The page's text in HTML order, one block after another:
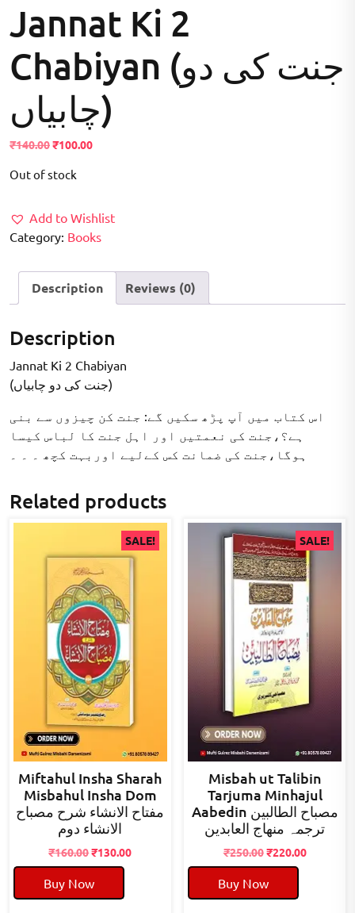
Jannat Ki 2
Chabiyan (جنت کی دو
چابیاں)
₹140.00Original
was:
₹100.00Current
Out of stock
Add to Wishlist
Category: Books
Description Reviews (0)
Description
Jannat Ki 2 Chabiyan
(جنت کی دو چابیاں)
اس کتاب میں آپ پڑھ سکیں گے: جنت کن چیزوں سے بنی
ہے؟،جنت کی نعمتیں اور اہل جنت کا لباس کیسا
ہوگا،جنت کی ضمانت کس کےلیے اوربہت کچھ ۔ ۔ ۔
Related products
SALE!
Miftahul Insha Sharah
Misbahul Insha Dom
مفتاح الانشاء شرح مصباح
الانشاء دوم
₹160.00Original
price
was:
₹160.00.
₹130.00Current
Buy Now
SALE!
Misbah ut Talibin
Tarjuma Minhajul
Aabedin مصباح الطالبین
ترجمہ منھاج العابدین
₹250.00Original
price
was:
₹250.00.
₹220.00Current
Buy Now